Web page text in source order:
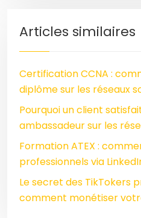
Articles similaires
Certification CCNA :
diplôme sur les réseaux
Pourquoi un client
ambassadeur sur les
Formation ATEX :
professionnels via
Le secret des TikTokers
comment monétiser